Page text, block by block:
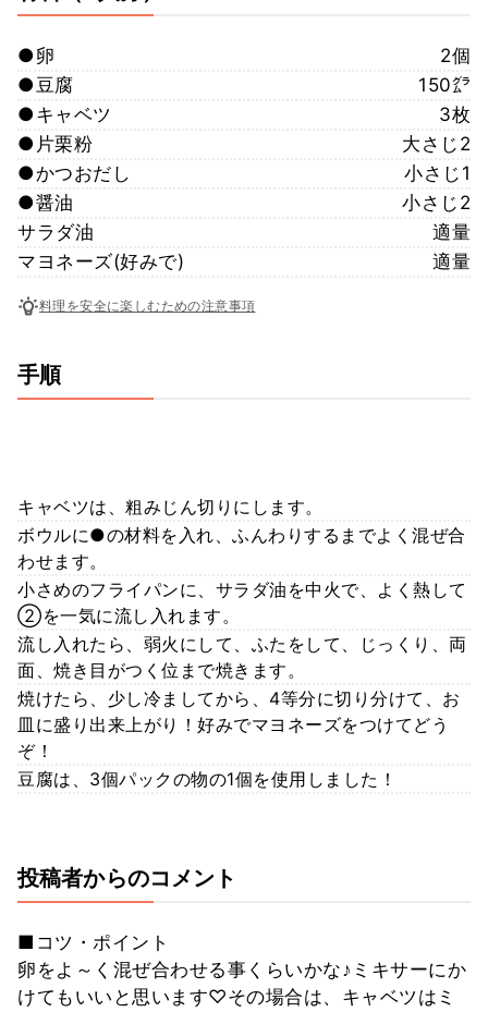
●卵
2個
●豆腐
150㌘
●キャベツ
3枚
●片栗粉
大さじ2
●かつおだし
小さじ1
●醤油
小さじ2
サラダ油
適量
マヨネーズ(好みで)
適量
料理を安全に楽しむための注意事項
手順
キャベツは、粗みじん切りにします。
ボウルに●の材料を入れ、ふんわりするまでよく混ぜ合
わせます。
小さめのフライパンに、サラダ油を中火で、よく熱して
②を一気に流し入れます。
流し入れたら、弱火にして、ふたをして、じっくり、両
面、焼き目がつく位まで焼きます。
焼けたら、少し冷ましてから、4等分に切り分けて、お
皿に盛り出来上がり！好みでマヨネーズをつけてどう
ぞ！
豆腐は、3個パックの物の1個を使用しました！
投稿者からのコメント
■コツ・ポイント
卵をよ～く混ぜ合わせる事くらいかな♪ミキサーにか
けてもいいと思います♡その場合は、キャベツはミ